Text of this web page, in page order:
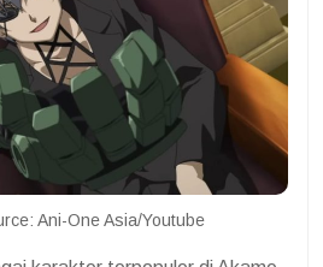
Ani-One Asia/Youtube